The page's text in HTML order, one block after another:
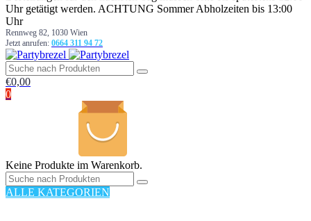
Uhr getätigt werden. ACHTUNG Sommer Abholzeiten bis 13:00
Uhr
Rennweg 82, 1030 Wien
Jetzt anrufen: 0664 311 94 72
€0,00
0
Keine Produkte im Warenkorb.
ALLE KATEGORIEN